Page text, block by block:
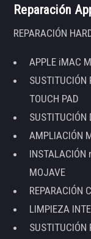
Reparación
REPARACIÓN
APPLE iMAC
SUSTITUCIÓN
TOUCH PAD
SUSTITUCIÓN
AMPLIACIÓN
INSTALACIÓN
MOJAVE
REPARACIÓN
LIMPIEZA
SUSTITUCIÓN